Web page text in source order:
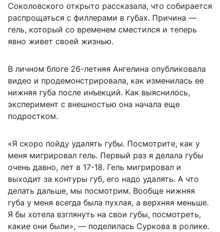
Соколовского открыто рассказала, что собирается
распрощаться с филлерами в губах. Причина —
гель, который со временем сместился и теперь
явно живет своей жизнью.
В личном блоге 26-летняя Ангелина опубликовала
видео и продемонстрировала, как изменилась ее
нижняя губа после инъекций. Как выяснилось,
эксперимент с внешностью она начала еще
подростком.
«Я скоро пойду удалять губы. Посмотрите, как у
меня мигрировал гель. Первый раз я делала губы
очень давно, лет в 17-18. Гель мигрировал и
выходит за контуры губ, его надо удалять. А что
делать дальше, мы посмотрим. Вообще нижняя
губа у меня всегда была пухлая, а верхняя меньше.
Я бы хотела взглянуть на свои губы, посмотреть,
какие они были», — поделилась Суркова в ролике.